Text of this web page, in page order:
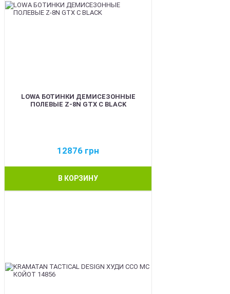
LOWA БОТИНКИ ДЕМИСЕЗОННЫЕ
ПОЛЕВЫЕ Z-8N GTX C BLACK
12876 грн
В КОРЗИНУ